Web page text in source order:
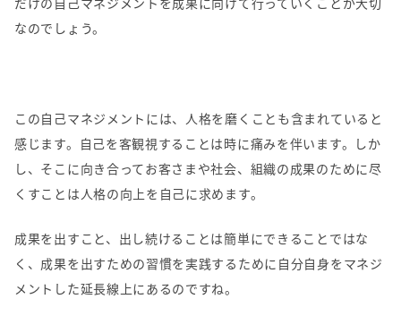
なのでしょう。
この自己マネジメントには、人格を磨くことも含まれていると
感じます。自己を客観視することは時に痛みを伴います。しか
し、そこに向き合ってお客さまや社会、組織の成果のために尽
くすことは人格の向上を自己に求めます。
成果を出すこと、出し続けることは簡単にできることではな
く、成果を出すための習慣を実践するために自分自身をマネジ
メントした延長線上にあるのですね。